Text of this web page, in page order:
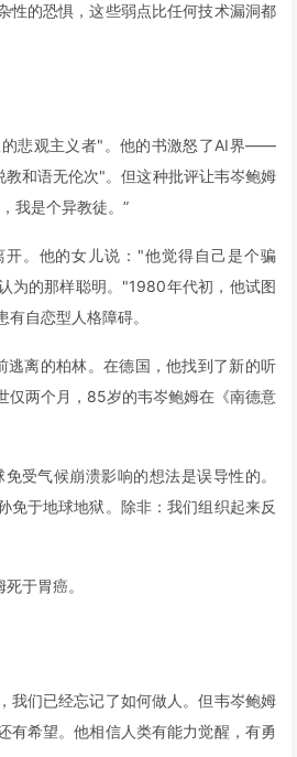
性的恐惧，这些弱点比任何技术漏洞都
悲观主义者"。他的书激怒了AI界——
教和语无伦次"。但这种批评让韦岑鲍姆
我是个异教徒。”
。他的女儿说："他觉得自己是个骗
为的那样聪明。"1980年代初，他试图
自恋型人格障碍。
离的柏林。在德国，他找到了新的听
仅两个月，85岁的韦岑鲍姆在《南德意
受气候崩溃影响的想法是误导性的。
免于地球地狱。除非：我们组织起来反
于胃癌。
我们已经忘记了如何做人。但韦岑鲍姆
有希望。他相信人类有能力觉醒，有勇